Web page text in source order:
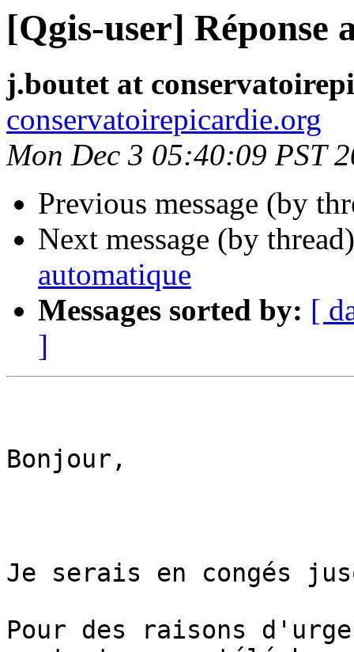
[Qgis-user] Réponse
j.boutet at
conservatoirepicardie.org
Mon Dec 3 05:40:09 PST
Previous message (by
Next message (by
automatique
Messages sorted by: [
]
Bonjour,
Je serais en congés
Pour des raisons